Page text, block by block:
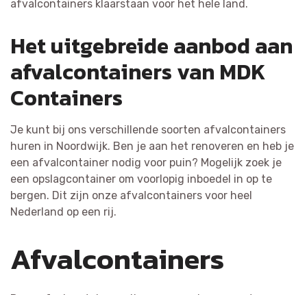
afvalcontainers klaarstaan voor het hele land.
Het uitgebreide aanbod aan
afvalcontainers van MDK
Containers
Je kunt bij ons verschillende soorten afvalcontainers
huren in Noordwijk. Ben je aan het renoveren en heb je
een afvalcontainer nodig voor puin? Mogelijk zoek je
een opslagcontainer om voorlopig inboedel in op te
bergen. Dit zijn onze afvalcontainers voor heel
Nederland op een rij.
Afvalcontainers